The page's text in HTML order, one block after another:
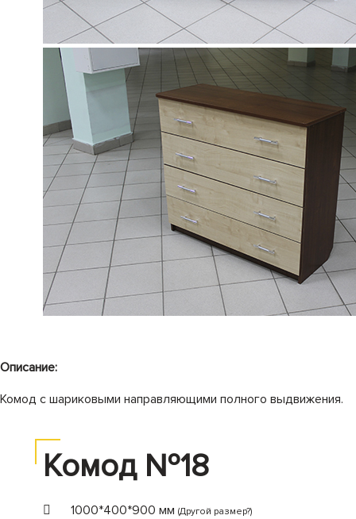
Описание:
Комод с шариковыми направляющими полного выдвижения.
Комод №18
1000*400*900 мм (Другой размер?)